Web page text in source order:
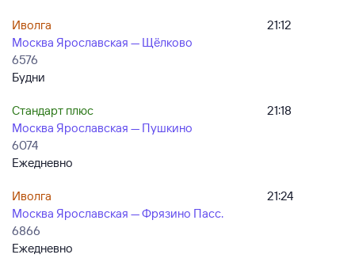
Иволга
Москва Ярославская — Щёлково
6576
Будни
21:12
Стандарт плюс
Москва Ярославская — Пушкино
6074
Ежедневно
21:18
Иволга
Москва Ярославская — Фрязино Пасс.
6866
Ежедневно
21:24